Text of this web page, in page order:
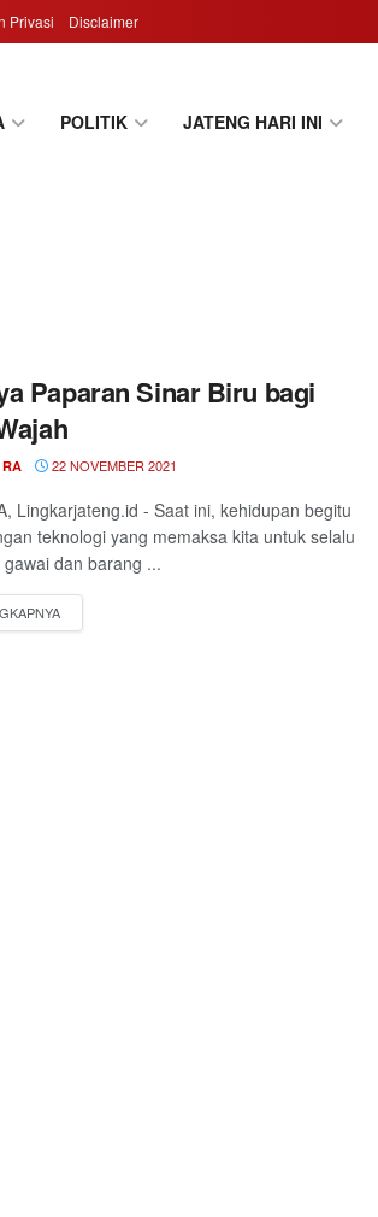
Privasi Disclaimer
POLITIK JATENG HARI INI
Paparan Sinar Biru bagi
22 NOVEMBER 2021
Lingkarjateng.id - Saat ini, kehidupan begitu
teknologi yang memaksa kita untuk selalu
dan barang ...